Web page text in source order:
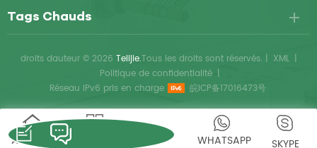
Tags Chauds
droits dauteur © 2026 Telijie.Tous les droits sont réservés. | XML |
Politique de confidentialité |
Réseau IPv6 pris en charge
皖ICP备17016473号
ACCUEIL SKYPE
WHATSAPP